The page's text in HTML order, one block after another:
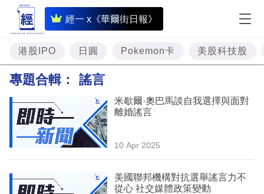
經一 x《華爾街日報》
即
時
財
經
投
資
港股IPO 日圓 Pokemon卡 美股科技股
專題合輯： 謠言
米歇爾·奧巴馬談自我選擇與面對
離婚謠言
10 Apr 2025
美國聯邦機構對抗選舉謠言力不
從心 社交媒體政策變動